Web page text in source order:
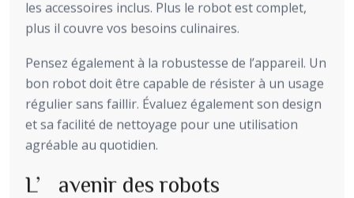
les accessoires inclus. Plus le robot est complet,
plus il couvre vos besoins culinaires.
Pensez également à la robustesse de l’appareil. Un
bon robot doit être capable de résister à un usage
régulier sans faillir. Évaluez également son design
et sa facilité de nettoyage pour une utilisation
agréable au quotidien.
L’avenir des robots